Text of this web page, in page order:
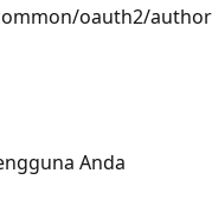
oauth2/author
Anda